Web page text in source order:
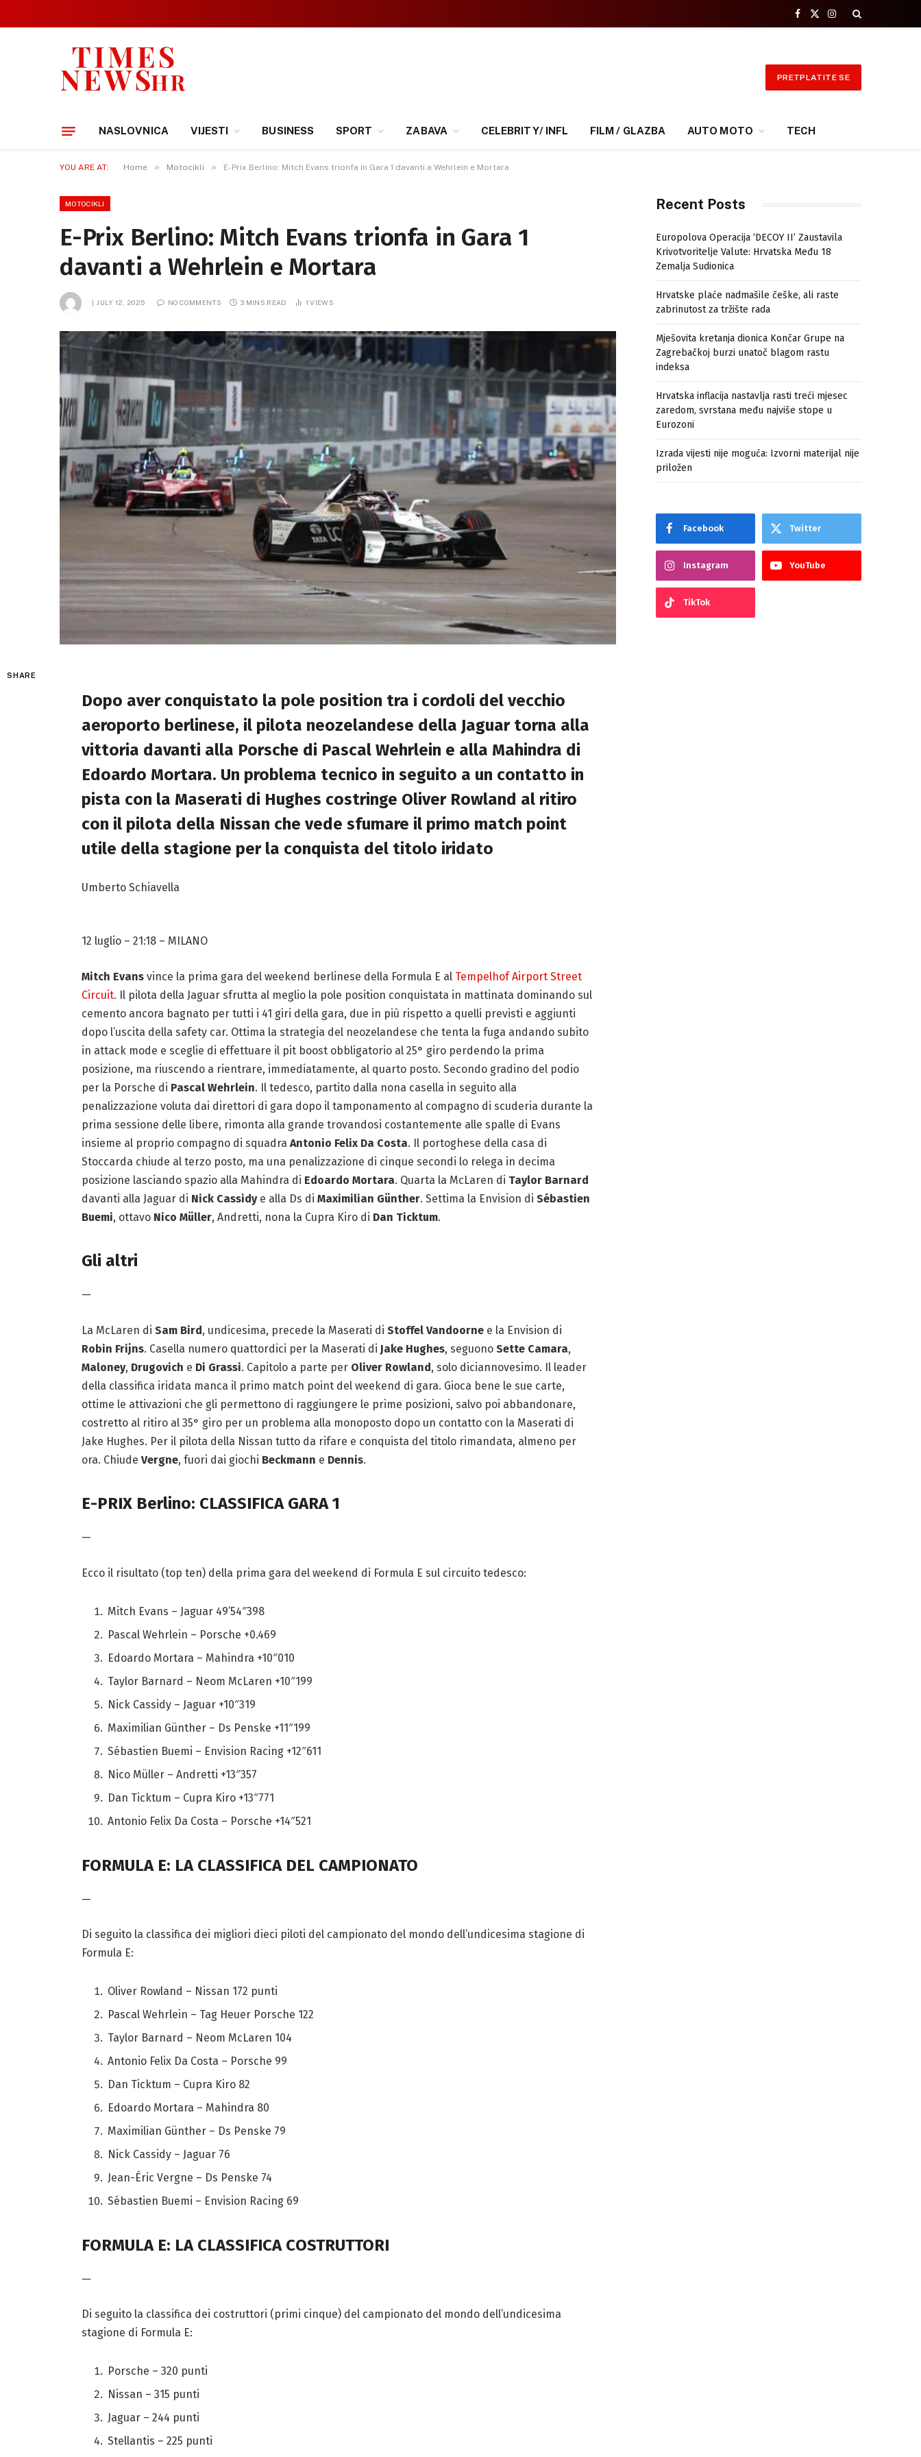
Facebook
X
Instagram
PRETPLATITE SE
NASLOVNICA VIJESTI BUSINESS SPORT ZABAVA CELEBRITY/ INFL FILM / GLAZBA AUTO MOTO TECH
YOU ARE AT: Home » Motocikli » E-Prix Berlino: Mitch Evans trionfa in Gara 1 davanti a Wehrlein e Mortara
MOTOCIKLI
E-Prix Berlino: Mitch Evans trionfa in Gara 1
davanti a Wehrlein e Mortara
JULY 12, 2025 NO COMMENTS 3 MINS READ 1VIEWS
SHARE
Dopo aver conquistato la pole position tra i cordoli del vecchio
aeroporto berlinese, il pilota neozelandese della Jaguar torna alla
vittoria davanti alla Porsche di Pascal Wehrlein e alla Mahindra di
Edoardo Mortara. Un problema tecnico in seguito a un contatto in
pista con la Maserati di Hughes costringe Oliver Rowland al ritiro
con il pilota della Nissan che vede sfumare il primo match point
utile della stagione per la conquista del titolo iridato
Umberto Schiavella
12 luglio – 21:18 – MILANO
Mitch Evansvince la prima gara del weekend berlinese della Formula E al Tempelhof Airport Street
Circuit. Il pilota della Jaguar sfrutta al meglio la pole position conquistata in mattinata dominando sul
cemento ancora bagnato per tutti i 41 giri della gara, due in più rispetto a quelli previsti e aggiunti
dopo l’uscita della safety car. Ottima la strategia del neozelandese che tenta la fuga andando subito
in attack mode e sceglie di effettuare il pit boost obbligatorio al 25° giro perdendo la prima
posizione, ma riuscendo a rientrare, immediatamente, al quarto posto. Secondo gradino del podio
per la Porsche di Pascal Wehrlein. Il tedesco, partito dalla nona casella in seguito alla
penalizzazione voluta dai direttori di gara dopo il tamponamento al compagno di scuderia durante la
prima sessione delle libere, rimonta alla grande trovandosi costantemente alle spalle di Evans
insieme al proprio compagno di squadra Antonio Felix Da Costa. Il portoghese della casa di
Stoccarda chiude al terzo posto, ma una penalizzazione di cinque secondi lo relega in decima
posizione lasciando spazio alla Mahindra di Edoardo Mortara. Quarta la McLaren di Taylor Barnard
davanti alla Jaguar di Nick Cassidye alla Ds di Maximilian Günther. Settima la Envision di Sébastien
Buemi, ottavo Nico Müller, Andretti, nona la Cupra Kiro di Dan Ticktum.
Gli altri
—
La McLaren di Sam Bird, undicesima, precede la Maserati di Stoffel Vandoornee la Envision di
Robin Frijns. Casella numero quattordici per la Maserati di Jake Hughes, seguono Sette Camara,
Maloney, Drugovich e Di Grassi. Capitolo a parte per Oliver Rowland, solo diciannovesimo. Il leader
della classifica iridata manca il primo match point del weekend di gara. Gioca bene le sue carte,
ottime le attivazioni che gli permettono di raggiungere le prime posizioni, salvo poi abbandonare,
costretto al ritiro al 35° giro per un problema alla monoposto dopo un contatto con la Maserati di
Jake Hughes. Per il pilota della Nissan tutto da rifare e conquista del titolo rimandata, almeno per
ora. Chiude Vergne, fuori dai giochi Beckmann e Dennis.
E-PRIX Berlino: CLASSIFICA GARA 1
—
Ecco il risultato (top ten) della prima gara del weekend di Formula E sul circuito tedesco:
Mitch Evans – Jaguar 49’54″398
Pascal Wehrlein – Porsche +0.469
Edoardo Mortara – Mahindra +10″010
Taylor Barnard – Neom McLaren +10″199
Nick Cassidy – Jaguar +10″319
Maximilian Günther – Ds Penske +11″199
Sébastien Buemi – Envision Racing +12″611
Nico Müller – Andretti +13″357
Dan Ticktum – Cupra Kiro +13″771
Antonio Felix Da Costa – Porsche +14″521
FORMULA E: LA CLASSIFICA DEL CAMPIONATO
—
Di seguito la classifica dei migliori dieci piloti del campionato del mondo dell’undicesima stagione di
Formula E:
Oliver Rowland – Nissan 172 punti
Pascal Wehrlein – Tag Heuer Porsche 122
Taylor Barnard – Neom McLaren 104
Antonio Felix Da Costa – Porsche 99
Dan Ticktum – Cupra Kiro 82
Edoardo Mortara – Mahindra 80
Maximilian Günther – Ds Penske 79
Nick Cassidy – Jaguar 76
Jean-Éric Vergne – Ds Penske 74
Sébastien Buemi – Envision Racing 69
FORMULA E: LA CLASSIFICA COSTRUTTORI
—
Di seguito la classifica dei costruttori (primi cinque) del campionato del mondo dell’undicesima
stagione di Formula E:
Porsche – 320 punti
Nissan – 315 punti
Jaguar – 244 punti
Stellantis – 225 punti
Recent Posts
Europolova Operacija ‘DECOY II’ Zaustavila
Krivotvoritelje Valute: Hrvatska Među 18
Zemalja Sudionica
Hrvatske plaće nadmašile češke, ali raste
zabrinutost za tržište rada
Mješovita kretanja dionica Končar Grupe na
Zagrebačkoj burzi unatoč blagom rastu
indeksa
Hrvatska inflacija nastavlja rasti treći mjesec
zaredom, svrstana među najviše stope u
Eurozoni
Izrada vijesti nije moguća: Izvorni materijal nije
priložen
Facebook Twitter
Instagram YouTube
TikTok